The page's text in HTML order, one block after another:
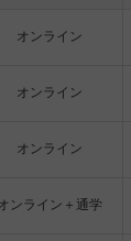
オンライン
オンライン
オンライン
ンライン＋通学